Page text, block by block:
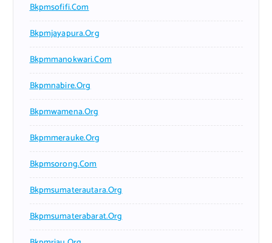
Bkpmsofifi.com
Bkpmjayapura.org
Bkpmmanokwari.com
Bkpmnabire.org
Bkpmwamena.org
Bkpmmerauke.org
Bkpmsorong.com
Bkpmsumaterautara.org
Bkpmsumaterabarat.org